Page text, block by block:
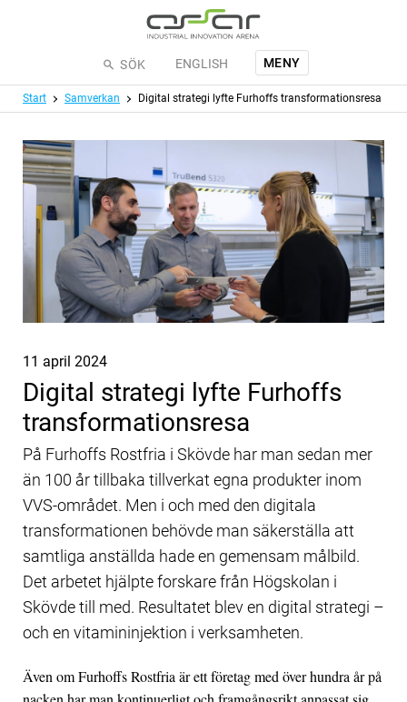
SÖK ENGLISH MENY
Meny
Start Samverkan Digital strategi lyfte Furhoffs transformationsresa
Publicerat
11 april 2024
Digital strategi lyfte Furhoffs
transformationsresa
På Furhoffs Rostfria i Skövde har man sedan mer
än 100 år tillbaka tillverkat egna produkter inom
VVS-området. Men i och med den digitala
transformationen behövde man säkerställa att
samtliga anställda hade en gemensam målbild.
Det arbetet hjälpte forskare från Högskolan i
Skövde till med. Resultatet blev en digital strategi –
och en vitamininjektion i verksamheten.
Även om Furhoffs Rostfria är ett företag med över hundra år på